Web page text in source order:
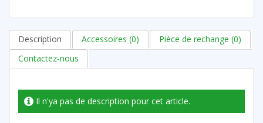
Description Accessoires (0)
Pièce de rechange (0)
Contactez-nous
Il n'ya pas de description pour cet article.